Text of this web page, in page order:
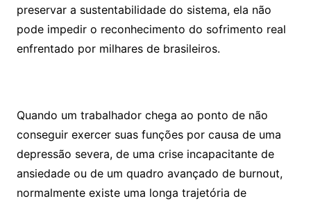
preservar a sustentabilidade do sistema, ela não
pode impedir o reconhecimento do sofrimento real
enfrentado por milhares de brasileiros.
Quando um trabalhador chega ao ponto de não
conseguir exercer suas funções por causa de uma
depressão severa, de uma crise incapacitante de
ansiedade ou de um quadro avançado de burnout,
normalmente existe uma longa trajetória de